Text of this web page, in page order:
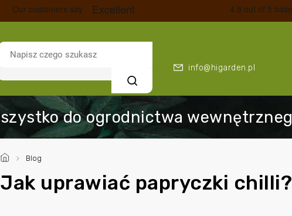
info@higarden.pl
Szukaj
/ Blog
Jak uprawiać papryczki chilli?